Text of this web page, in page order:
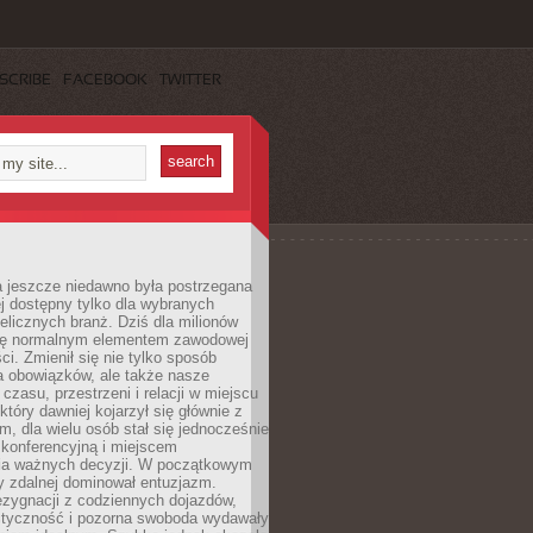
FACEBOOK TWITTER
jeszcze niedawno była postrzegana
dostępny tylko dla wybranych
branż. Dziś dla milionów
normalnym elementem zawodowej
Zmienił się nie tylko sposób
obowiązków, ale także nasze
czasu, przestrzeni i relacji w miejscu
dawniej kojarzył się głównie z
dla wielu osób stał się jednocześnie
i miejscem
ważnych decyzji. W początkowym
zdalnej dominował entuzjazm.
z codziennych dojazdów,
i pozorna swoboda wydawały